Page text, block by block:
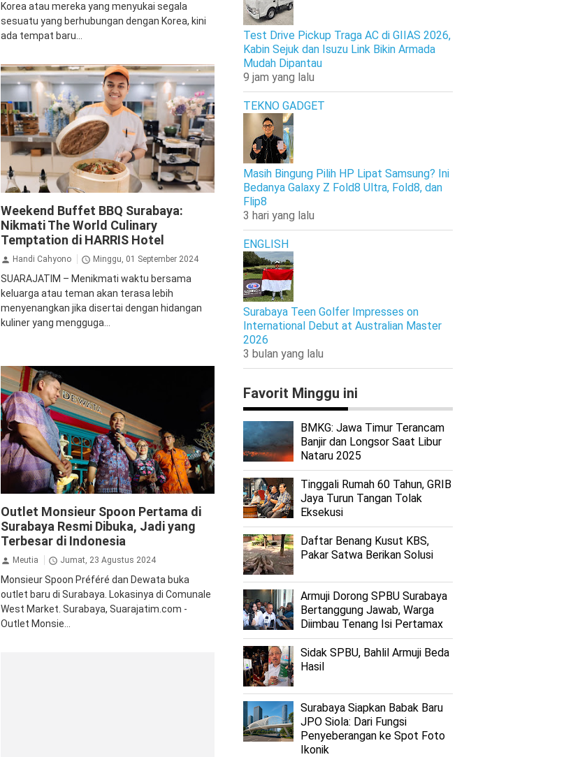
Korea atau mereka yang menyukai segala
sesuatu yang berhubungan dengan Korea, kini
ada tempat baru...
Weekend Buffet BBQ Surabaya:
Nikmati The World Culinary
Temptation di HARRIS Hotel
Handi Cahyono Minggu, 01 September 2024
SUARAJATIM – Menikmati waktu bersama
keluarga atau teman akan terasa lebih
menyenangkan jika disertai dengan hidangan
kuliner yang mengguga...
Outlet Monsieur Spoon Pertama di
Surabaya Resmi Dibuka, Jadi yang
Terbesar di Indonesia
Meutia Jumat, 23 Agustus 2024
Monsieur Spoon Préféré dan Dewata buka
outlet baru di Surabaya. Lokasinya di Comunale
West Market. Surabaya, Suarajatim.com -
Outlet Monsie...
Test Drive Pickup Traga AC di GIIAS 2026,
Kabin Sejuk dan Isuzu Link Bikin Armada
Mudah Dipantau
9 jam yang lalu
TEKNO GADGET
Masih Bingung Pilih HP Lipat Samsung? Ini
Bedanya Galaxy Z Fold8 Ultra, Fold8, dan
Flip8
3 hari yang lalu
ENGLISH
Surabaya Teen Golfer Impresses on
International Debut at Australian Master
2026
3 bulan yang lalu
Favorit Minggu ini
BMKG: Jawa Timur Terancam
Banjir dan Longsor Saat Libur
Nataru 2025
Tinggali Rumah 60 Tahun, GRIB
Jaya Turun Tangan Tolak
Eksekusi
Daftar Benang Kusut KBS,
Pakar Satwa Berikan Solusi
Armuji Dorong SPBU Surabaya
Bertanggung Jawab, Warga
Diimbau Tenang Isi Pertamax
Sidak SPBU, Bahlil Armuji Beda
Hasil
Surabaya Siapkan Babak Baru
JPO Siola: Dari Fungsi
Penyeberangan ke Spot Foto
Ikonik